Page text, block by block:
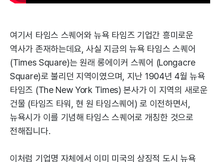
여기서 타임스 스퀘어와 뉴욕 타임즈 기업간 흥미로운
역사가 존재하는데요, 사실 지금의 뉴욕 타임스 스퀘어
(Times Square)는 원래 롱에이커 스퀘어 (Longacre
Square)로 불리던 지역이였으며, 지난 1904년 4월 뉴욕
타임즈 (The New York Times) 본사가 이 지역의 새로운
건물 (타임즈 타워, 현 원 타임스퀘어) 로 이전하면서,
뉴욕시가 이를 기념해 타임스 스퀘어로 개칭한 것으로
전해집니다.
이처럼 기업명 자체에서 이미 미국의 상징적 도시 뉴욕